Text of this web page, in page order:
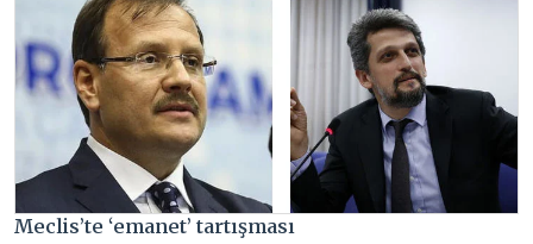
Meclis’te ‘emanet’ tartışması